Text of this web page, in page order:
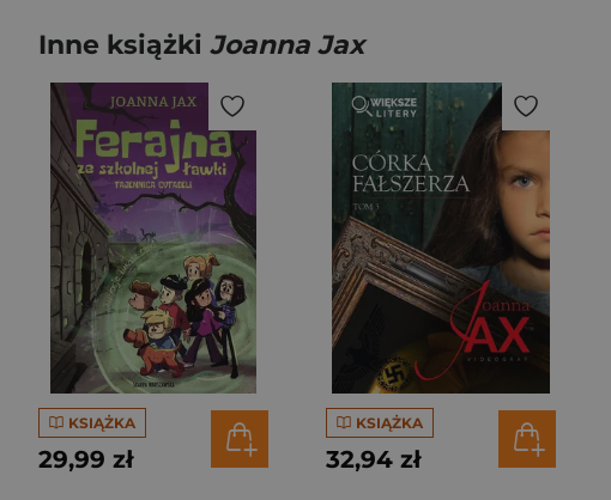
Inne książki Joanna Jax
KSIĄŻKA
29,99 zł
KSIĄŻKA
32,94 zł